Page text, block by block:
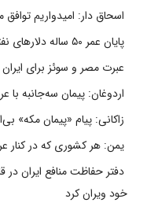
اسحاق دار: امیدواریم
پایان عمر ۵۰ ساله دلارهای نفتی به دست ایران
عبرت مصر و سوئز برای
اردوغان: پیمان سه‌جانبه
زاکانی: پیام «پیمان مکه»
یمن: هر کشوری که در کنار
دفتر حفاظت منافع ایران در
خود ویران کرد